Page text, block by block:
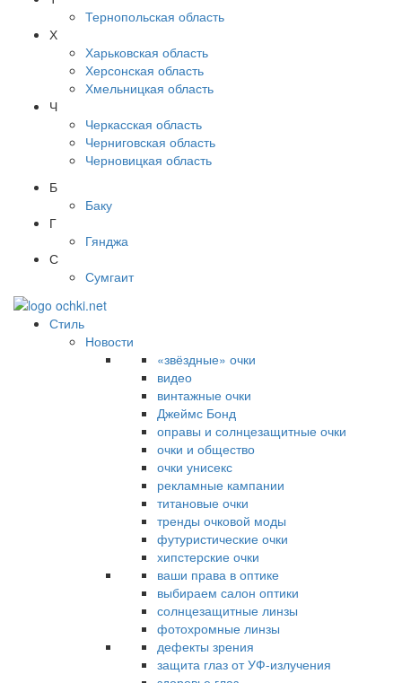
Тернопольская область
Х
Харьковская область
Херсонская область
Хмельницкая область
Ч
Черкасская область
Черниговская область
Черновицкая область
Б
Баку
Г
Гянджа
С
Сумгаит
Стиль
Новости
«звёздные» очки
видео
винтажные очки
Джеймс Бонд
оправы и солнцезащитные очки
очки и общество
очки унисекс
рекламные кампании
титановые очки
тренды очковой моды
футуристические очки
хипстерские очки
ваши права в оптике
выбираем салон оптики
солнцезащитные линзы
фотохромные линзы
дефекты зрения
защита глаз от УФ-излучения